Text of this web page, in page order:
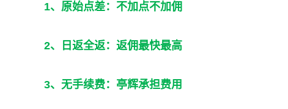
1、原始点差：不加点不加佣
2、日返全返：返佣最快最高
3、无手续费：亭辉承担费用